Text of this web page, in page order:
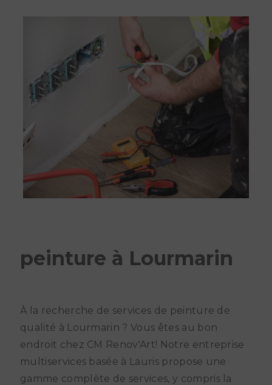
peinture à Lourmarin
À la recherche de services de peinture de
qualité à Lourmarin ? Vous êtes au bon
endroit chez CM Renov'Art! Notre entreprise
multiservices basée à Lauris propose une
gamme complète de services, y compris la